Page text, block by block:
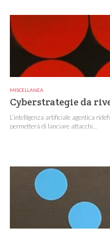
MISCELLANEA
Cyberstrategie da
L’intelligenza artificiale agentica
permetterà di lanciare attacchi...